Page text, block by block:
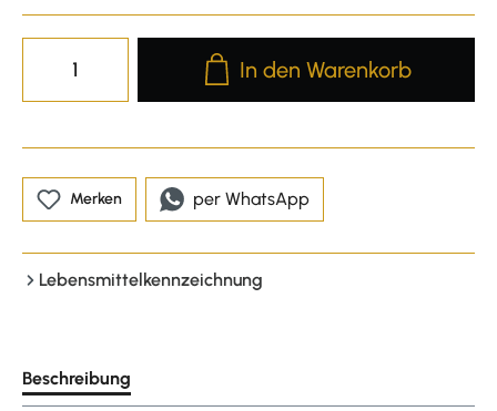
Produkt Anzahl: Gib den
In den Warenkorb
Merken per WhatsApp
Lebensmittelkennzeichnung
Beschreibung